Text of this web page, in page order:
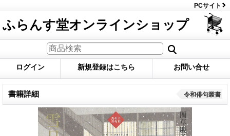
PCサイト
ふらんす堂オンラインショップ
ログイン 新規登録はこちら お問い合せ
書籍詳細 令和俳句叢書